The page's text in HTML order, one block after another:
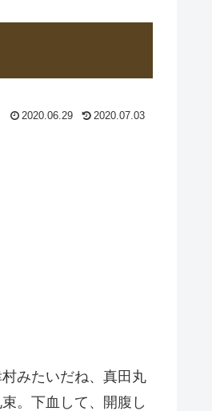
2020.06.29 2020.07.03
みたいだね、真田丸
。下血して、開腹し